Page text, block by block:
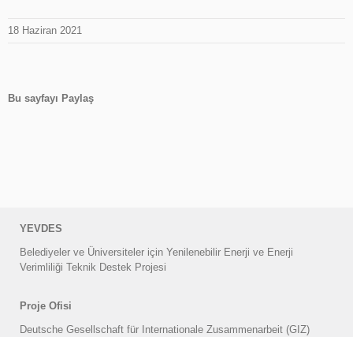
18 Haziran 2021
Bu sayfayı Paylaş
YEVDES
Belediyeler ve Üniversiteler için Yenilenebilir Enerji ve Enerji
Verimliliği Teknik Destek Projesi
Proje Ofisi
Deutsche Gesellschaft für Internationale Zusammenarbeit (GIZ)